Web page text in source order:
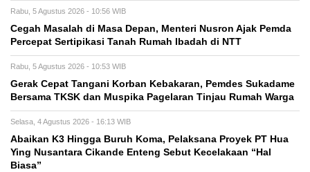
Rabu, 5 Agustus 2026 - 10:56 WIB
Cegah Masalah di Masa Depan, Menteri Nusron Ajak Pemda
Percepat Sertipikasi Tanah Rumah Ibadah di NTT
Rabu, 5 Agustus 2026 - 10:53 WIB
Gerak Cepat Tangani Korban Kebakaran, Pemdes Sukadame
Bersama TKSK dan Muspika Pagelaran Tinjau Rumah Warga
Selasa, 4 Agustus 2026 - 16:13 WIB
Abaikan K3 Hingga Buruh Koma, Pelaksana Proyek PT Hua
Ying Nusantara Cikande Enteng Sebut Kecelakaan “Hal
Biasa”